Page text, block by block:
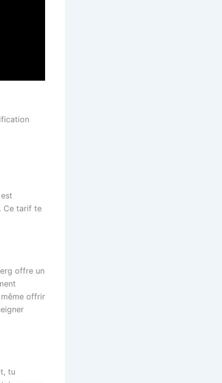
Ce tarif te
offre un
même offrir
tu